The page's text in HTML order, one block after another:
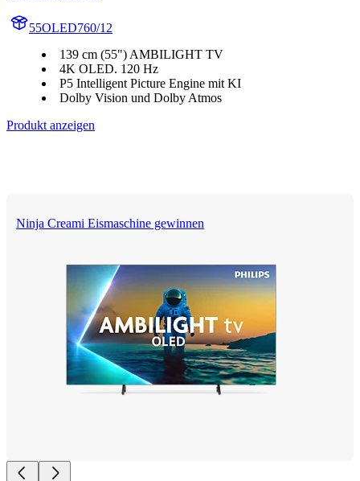
55OLED760/12
139 cm (55") AMBILIGHT TV
4K OLED. 120 Hz
P5 Intelligent Picture Engine mit KI
Dolby Vision und Dolby Atmos
Produkt anzeigen
Ninja Creami Eismaschine gewinnen